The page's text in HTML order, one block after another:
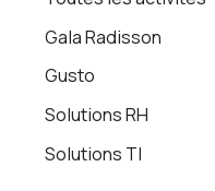
Gala Radisson
Gusto
Solutions RH
Solutions TI